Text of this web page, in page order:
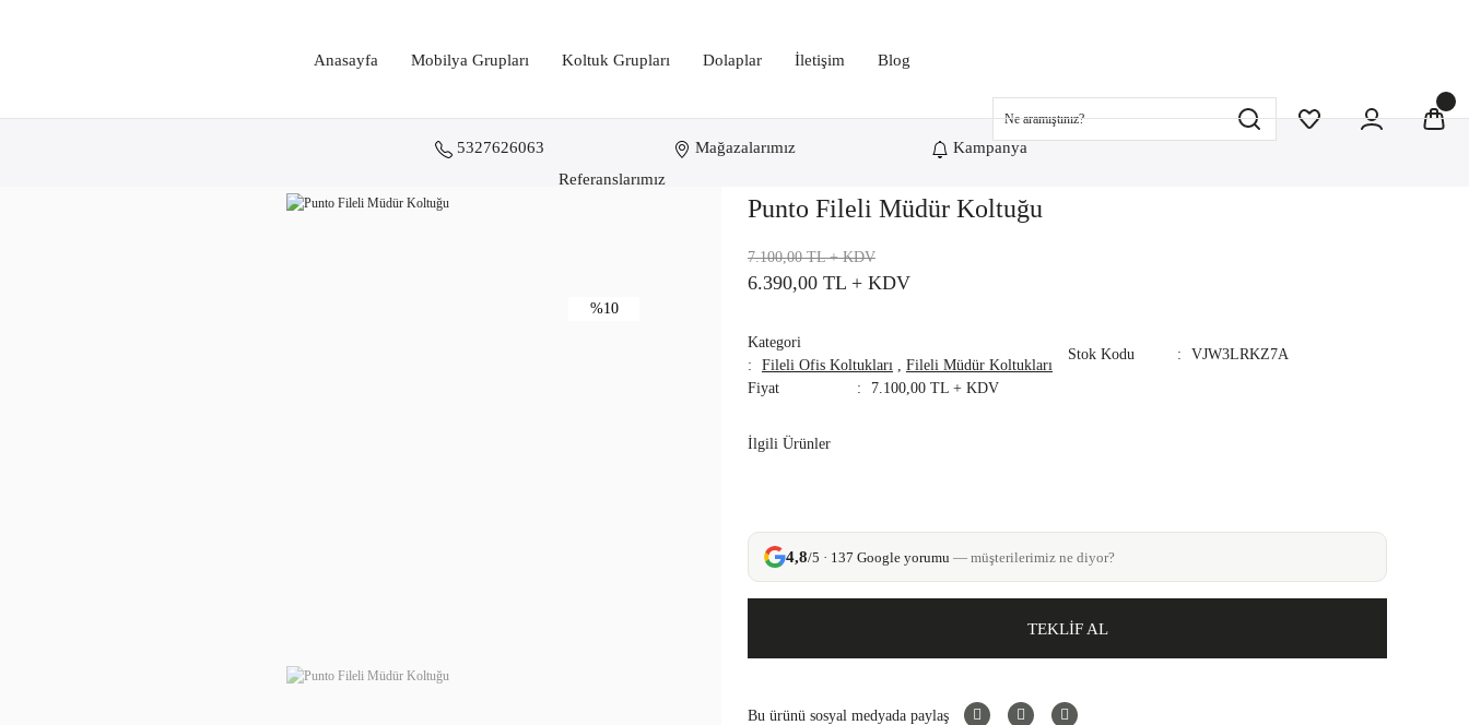
Anasayfa Mobilya Grupları Koltuk Grupları Dolaplar İletişim Blog
Referanslarımız
5327626063 Mağazalarımız Kampanya
Punto Fileli Müdür Koltuğu
%10
Punto Fileli Müdür Koltuğu
6.390,00 TL + KDV
7.100,00 TL+ KDV
Kategori
Fileli Ofis Koltukları , Fileli Müdür Koltukları
Stok Kodu VJW3LRKZ7A
Fiyat 7.100,00 TL + KDV
İlgili Ürünler
4,8/5 · 137 Google yorumu — müşterilerimiz ne diyor?
TEKLİF AL
Bu ürünü sosyal medyada paylaş